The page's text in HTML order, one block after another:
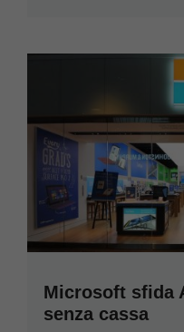
Microsoft sfida
senza cassa